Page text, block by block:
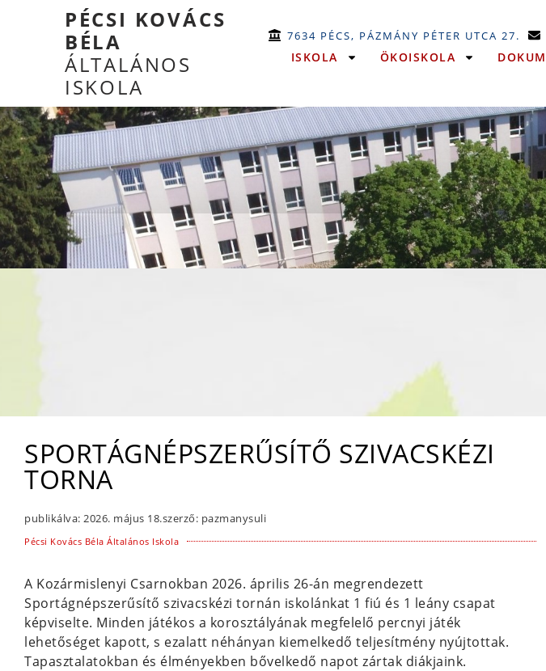
PÉCSI KOVÁCS
BÉLA
ÁLTALÁNOS
ISKOLA
7634 PÉCS, PÁZMÁNY PÉTER UTCA 27.
ISKOLA ÖKOISKOLA
SPORTÁGNÉPSZERŰSÍTŐ SZIVACSKÉZI
TORNA
publikálva: 2026. május 18.szerző: pazmanysuli
Pécsi Kovács Béla Általános Iskola
A Kozármislenyi Csarnokban 2026. április 26-án megrendezett
Sportágnépszerűsítő szivacskézi tornán iskolánkat 1 fiú és 1 leány csapat
képviselte. Minden játékos a korosztályának megfelelő percnyi játék
lehetőséget kapott, s ezalatt néhányan kiemelkedő teljesítmény nyújtottak.
Tapasztalatokban és élményekben bővelkedő napot zártak diákjaink.